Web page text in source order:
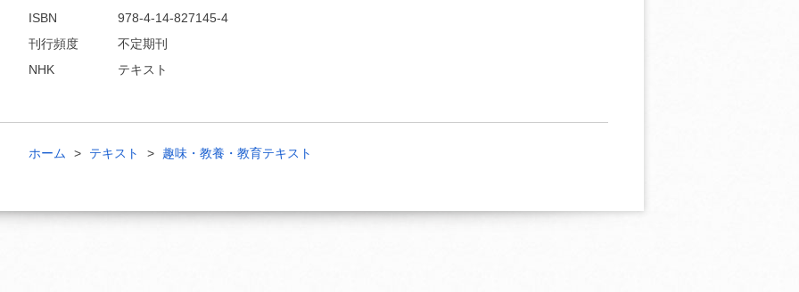
ISBN
978-4-14-827145-4
刊行頻度
不定期刊
NHK
テキスト
ホーム テキスト 趣味・教養・教育テキスト